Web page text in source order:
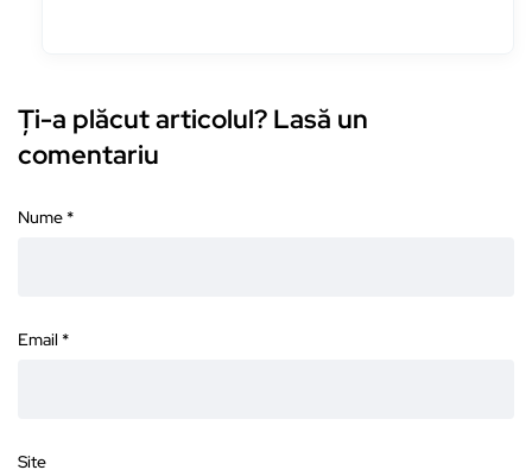
Ți-a plăcut articolul? Lasă un
comentariu
Nume *
Email *
Site